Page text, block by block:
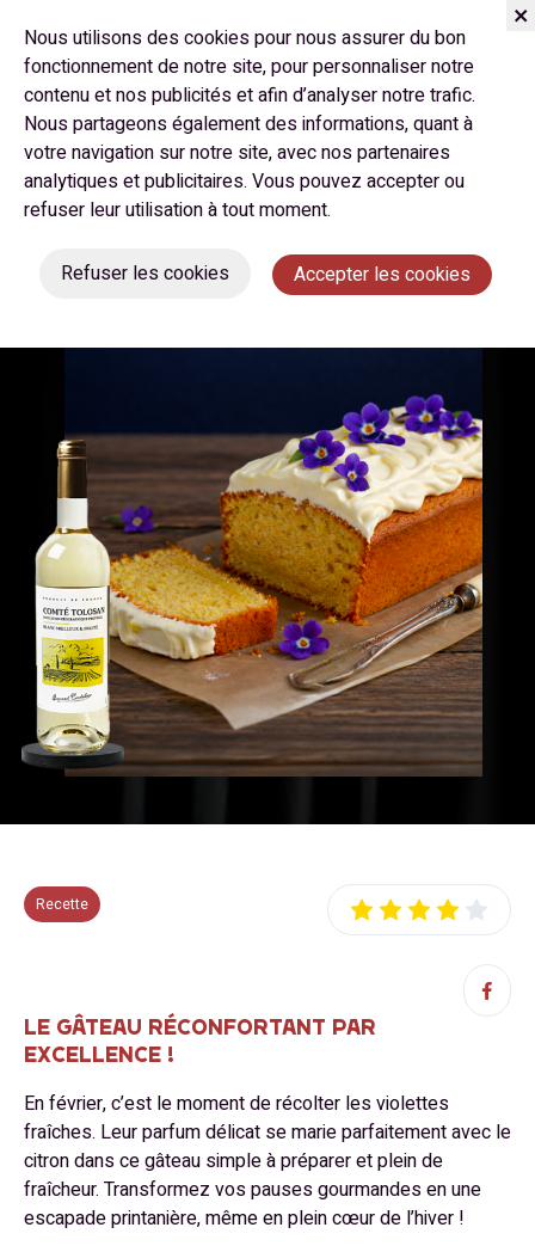
Février 2026
GÂTEAU AU CITRON &
VIOLETTE
Recette
LE GÂTEAU RÉCONFORTANT PAR
EXCELLENCE !
En février, c’est le moment de récolter les violettes
fraîches. Leur parfum délicat se marie parfaitement avec le
citron dans ce gâteau simple à préparer et plein de
fraîcheur. Transformez vos pauses gourmandes en une
escapade printanière, même en plein cœur de l’hiver !
Nous utilisons des cookies pour nous assurer du bon
fonctionnement de notre site, pour personnaliser notre
contenu et nos publicités et afin d’analyser notre trafic.
Nous partageons également des informations, quant à
votre navigation sur notre site, avec nos partenaires
analytiques et publicitaires. Vous pouvez accepter ou
refuser leur utilisation à tout moment.
Refuser les cookies Accepter les cookies